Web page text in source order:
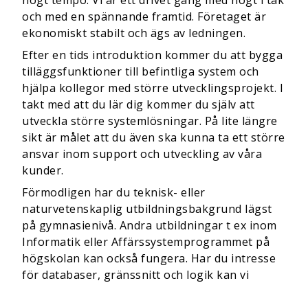
och med en spännande framtid. Företaget är
ekonomiskt stabilt och ägs av ledningen.
Efter en tids introduktion kommer du att bygga
tilläggsfunktioner till befintliga system och
hjälpa kollegor med större utvecklingsprojekt. I
takt med att du lär dig kommer du själv att
utveckla större systemlösningar. På lite längre
sikt är målet att du även ska kunna ta ett större
ansvar inom support och utveckling av våra
kunder.
Förmodligen har du teknisk- eller
naturvetenskaplig utbildningsbakgrund lägst
på gymnasienivå. Andra utbildningar t ex inom
Informatik eller Affärssystemprogrammet på
högskolan kan också fungera. Har du intresse
för databaser, gränssnitt och logik kan vi